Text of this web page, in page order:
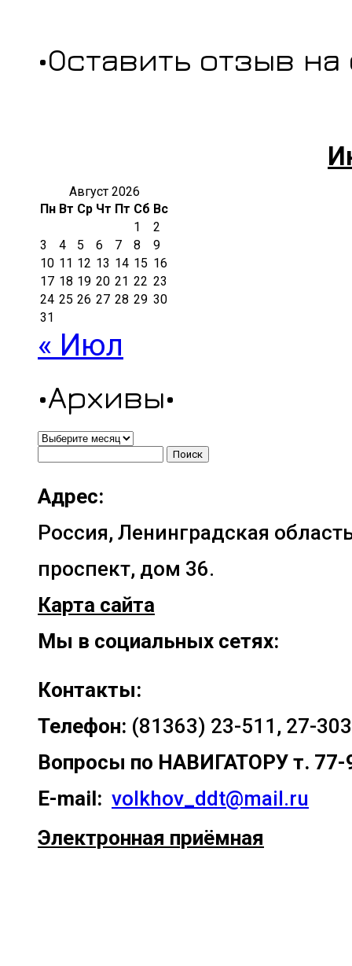
•Оставить отзыв на
Август 2026
Пн Вт Ср Чт Пт Сб Вс
1
2
3
4 5 6 7 8
9
10 11 12 13 14 15 16
17 18 19 20 21 22 23
24 25 26 27 28 29 30
31
« Июл
•Архивы•
•Архивы•
Адрес:
Россия, Ленинградская
проспект, дом 36.
Карта сайта
Мы в социальных сетях:
Контакты:
Телефон: (81363) 23-511, 27-303
Вопросы по НАВИГАТОРУ т. 77-
E-mail: volkhov_ddt@mail.ru
Электронная приёмная